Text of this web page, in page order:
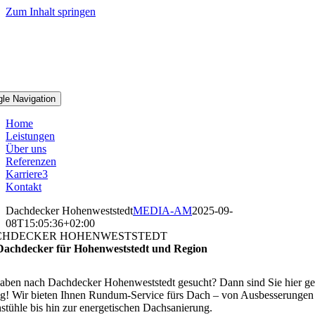
Zum Inhalt springen
Navigation
Home
Leistungen
Über uns
Referenzen
Karriere3
Kontakt
Dachdecker HohenweststedtMEDIA-AM2025-09-
08T15:05:36+02:00
HOHENWESTSTEDT
für Hohenweststedt und Region
nach Dachdecker Hohenweststedt gesucht? Dann sind Sie hier
Wir bieten Ihnen Rundum-Service fürs Dach – von
bis hin zur energetischen Dachsanierung.